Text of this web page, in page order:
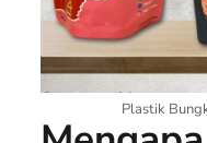
Plastik